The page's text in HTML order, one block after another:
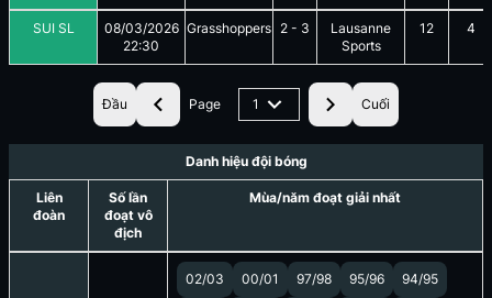
SUI SL
08/03/2026
22:30
Grasshoppers 2 - 3
Lausanne
Sports
12 4
Đầu Page 1 Cuối
Danh hiệu đội bóng
Liên
đoàn
Số lần
đoạt vô
địch
Mùa/năm đoạt giải nhất
02/03 00/01 97/98 95/96 94/95